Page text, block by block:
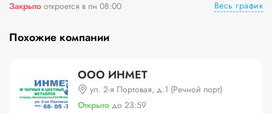
Закрыто откроется в пн 08:00 Весь график
Похожие компании
ООО ИНМЕТ
ул. 2-я Портовая, д.1 (Речной порт)
Открыто до 23:59